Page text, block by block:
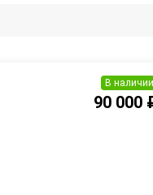
В наличии
90 000